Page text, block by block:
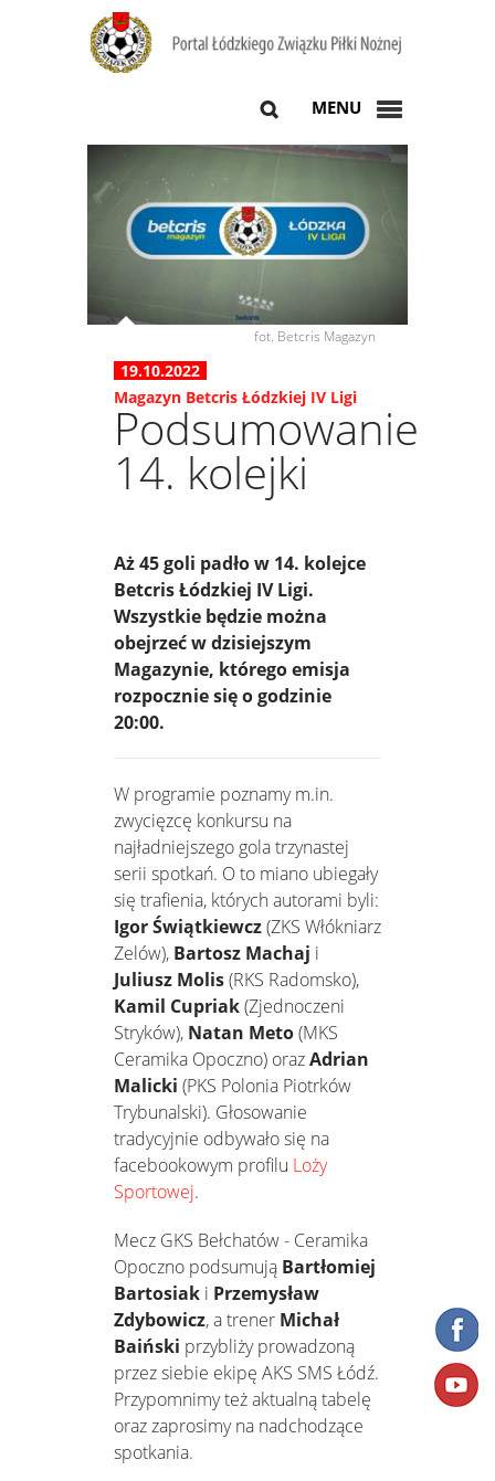
MENU
fot. Betcris Magazyn
19.10.2022
Magazyn Betcris Łódzkiej IV Ligi
Podsumowanie
14. kolejki
Aż 45 goli padło w 14. kolejce
Betcris Łódzkiej IV Ligi.
Wszystkie będzie można
obejrzeć w dzisiejszym
Magazynie, którego emisja
rozpocznie się o godzinie
20:00.
W programie poznamy m.in.
zwycięzcę konkursu na
najładniejszego gola trzynastej
serii spotkań. O to miano ubiegały
się trafienia, których autorami byli:
Igor Świątkiewcz(ZKS Włókniarz
Zelów), Bartosz Machaj i
Juliusz Molis(RKS Radomsko),
Kamil Cupriak(Zjednoczeni
Stryków), Natan Meto(MKS
Ceramika Opoczno) orazAdrian
Malicki (PKS Polonia Piotrków
Trybunalski). Głosowanie
tradycyjnie odbywało się na
facebookowym profilu Loży
Sportowej.
Mecz GKS Bełchatów - Ceramika
Opoczno podsumują Bartłomiej
Bartosiak i Przemysław
Zdybowicz, a trener Michał
Baiński przybliży prowadzoną
przez siebie ekipę AKS SMS Łódź.
Przypomnimy też aktualną tabelę
oraz zaprosimy na nadchodzące
spotkania.